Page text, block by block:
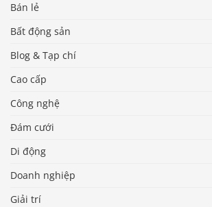
Bán lẻ
Bất động sản
Blog & Tạp chí
Cao cấp
Công nghệ
Đám cưới
Di động
Doanh nghiệp
Giải trí